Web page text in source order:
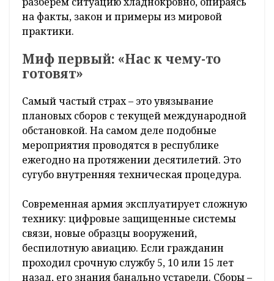
последнее время в почтовых ящиках наших
земляков всё чаще появляются повестки с
прохождения военных сборов. Для людей
гражданских, далеких от армейских будней,
Интернет-пространство тут же наполняется
домыслами, а сарафанное радио начинает
разносить слухи. Давайте разберем
ситуацию хладнокровно, опираясь на факты,
закон и примеры из мировой практики.
готовят»
Самый частый страх – это увязывание
плановых сборов с текущей международной
обстановкой. На самом деле подобные